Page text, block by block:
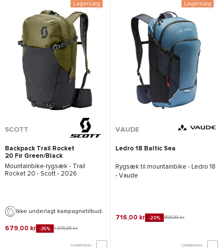
*Se betingelserneher
Lagersalg
SCOTT
Backpack Trail Rocket
20 Fir Green/Black
Mountainbike-rygsæk -
Trail
Rocket 20 - Scott - 2026
Ikke underlagt kampagnetilbud.
679,00 kr -35% 1 045,05 kr
SAMMENLIGN
Lagersalg
VAUDE
Ledro 18 Baltic Sea
Rygsæk til mountainbike - Ledro 18
- Vaude
716,00 kr -20% 895,00 kr
SAMMENLIGN